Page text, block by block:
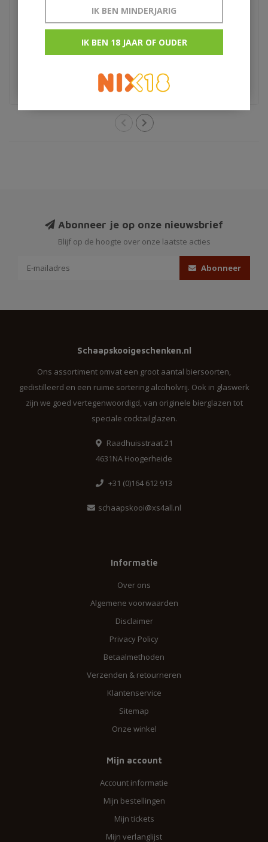
Moscatel Oro Floralis
Torres
€12,95
Samos Doux Mise
€9,95
Griekenland
Abonneer je op onze nieuwsbrief
Blijf op de hoogte over onze laatste acties
Abonneer
Schaapskooigeschenken.nl
Ons assortiment omvat een groot aantal biersoorten,
gedistilleerd en een ruime sortering alcoholvrij. Ook in glaswerk
zijn we goed vertegenwoordigd, van originele bierglazen tot
speciale cocktailglazen.
Raadhuisstraat 21
4631NA Hoogerheide
+31 (0)164 612 913
schaapskooi@xs4all.nl
Informatie
Over ons
Algemene voorwaarden
Disclaimer
Privacy Policy
Betaalmethoden
Verzenden & retourneren
Klantenservice
Sitemap
Onze winkel
Mijn account
Account informatie
Mijn bestellingen
Mijn tickets
Mijn verlanglijst
IK BEN MINDERJARIG
IK BEN 18 JAAR OF OUDER